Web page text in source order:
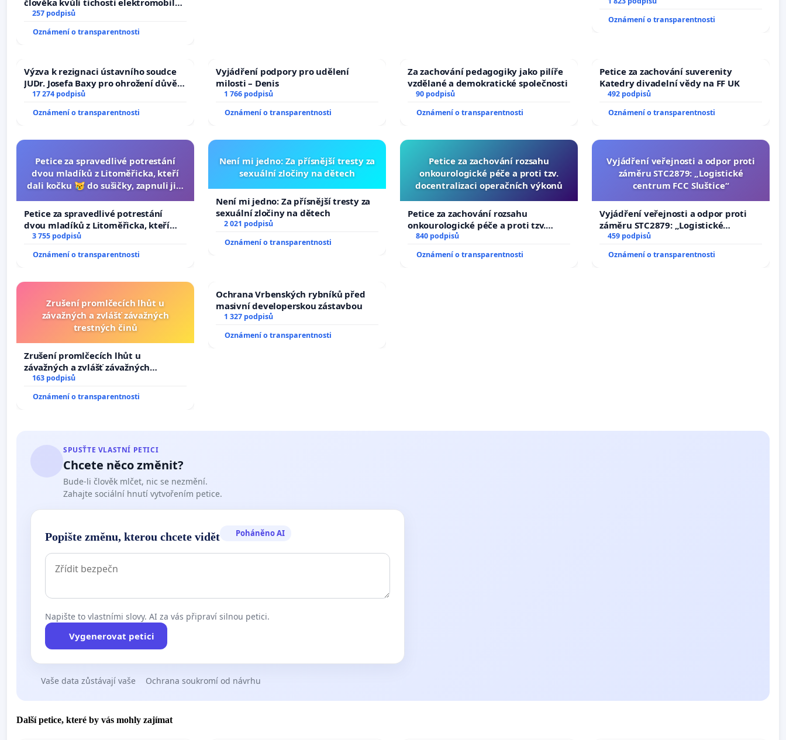
člověka kvůli tichosti elektromobilů,
nečekejme, až přibydou další,
zaveďme slyšitelná auta!
257 podpisů
Oznámení o transparentnosti
Oznámení o transparentnosti
Výzva k rezignaci ústavního soudce
JUDr. Josefa Baxy pro ohrožení důvěry
ve spravedlivý proces
17 274 podpisů
Oznámení o transparentnosti
Vyjádření podpory pro udělení
milosti – Denis
1 766 podpisů
Oznámení o transparentnosti
Za zachování pedagogiky jako pilíře
vzdělané a demokratické společnosti
90 podpisů
Oznámení o transparentnosti
Petice za zachování suverenity
Katedry divadelní vědy na FF UK
492 podpisů
Oznámení o transparentnosti
Petice za spravedlivé potrestání
dvou mladíků z Litoměřicka, kteří
dali kočku 😿 do sušičky, zapnuli ji a
Petice za spravedlivé potrestání
dvou mladíků z Litoměřicka, kteří
dali kočku 😿 do sušičky, zapnuli ji a
umírání zvířete natočili.
3 755 podpisů
Oznámení o transparentnosti
Není mi jedno: Za přísnější tresty za
sexuální zločiny na dětech
Není mi jedno: Za přísnější tresty za
sexuální zločiny na dětech
2 021 podpisů
Oznámení o transparentnosti
Petice za zachování rozsahu
onkourologické péče a proti tzv.
docentralizaci operačních výkonů
Petice za zachování rozsahu
onkourologické péče a proti tzv.
docentralizaci operačních výkonů
840 podpisů
Oznámení o transparentnosti
Vyjádření veřejnosti a odpor proti
záměru STC2879: „Logistické
centrum FCC Sluštice“
Vyjádření veřejnosti a odpor proti
záměru STC2879: „Logistické
centrum FCC Sluštice“
459 podpisů
Oznámení o transparentnosti
Zrušení promlčecích lhůt u
závažných a zvlášť závažných
trestných činů
Zrušení promlčecích lhůt u
závažných a zvlášť závažných
trestných činů
163 podpisů
Oznámení o transparentnosti
Ochrana Vrbenských rybníků před
masivní developerskou zástavbou
1 327 podpisů
Oznámení o transparentnosti
SPUSŤTE VLASTNÍ PETICI
Chcete něco změnit?
Bude-li člověk mlčet, nic se nezmění.
Zahajte sociální hnutí vytvořením petice.
Popište změnu, kterou chcete vidět Poháněno AI
Napište to vlastními slovy. AI za vás připraví silnou petici.
Vygenerovat petici
Vaše data zůstávají vaše Ochrana soukromí od návrhu
Další petice, které by vás mohly zajímat